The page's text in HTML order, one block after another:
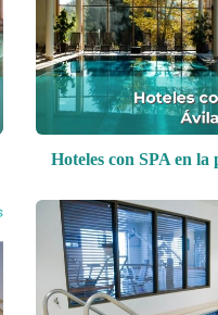
Hoteles con SPA en